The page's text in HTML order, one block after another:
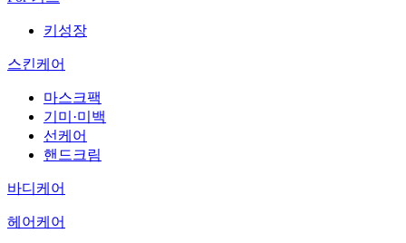
키성장
스킨케어
마스크팩
기미·미백
선케어
핸드크림
바디케어
헤어케어